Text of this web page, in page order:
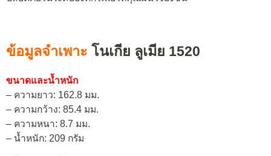
ข้อมูลจำเพาะ โนเกีย ลูเมีย 1520
ขนาดและน้ำหนัก
– ความยาว: 162.8 มม.
– ความกว้าง: 85.4 มม.
– ความหนา: 8.7 มม.
– น้ำหนัก: 209 กรัม